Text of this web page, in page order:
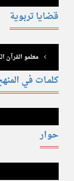
قضايا تربوية
معلمو القرآن
كلمـات في
حوار